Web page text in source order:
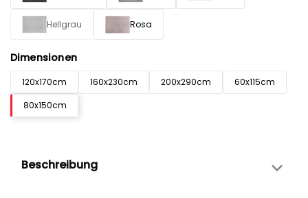
Hellgrau Rosa
Dimensionen
120x170cm 160x230cm 200x290cm
60x115cm
80x150cm
Beschreibung